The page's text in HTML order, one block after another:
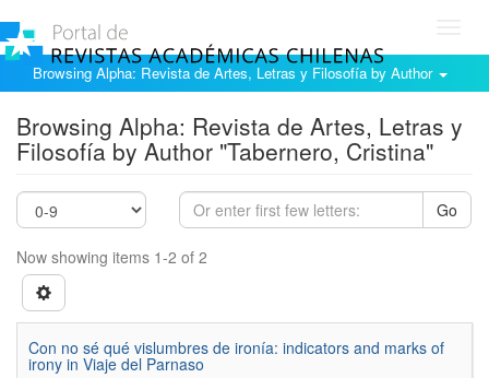
Browsing Alpha: Revista de Artes, Letras y Filosofía by Author
Browsing Alpha: Revista de Artes, Letras y
Filosofía by Author "Tabernero, Cristina"
Go
Now showing items 1-2 of 2
Con no sé qué vislumbres de ironía: indicators and marks of
irony in Viaje del Parnaso